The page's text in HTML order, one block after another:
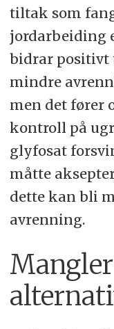
tiltak som
jordarbeiding
bidrar positivt
mindre
men det fører
kontroll på
glyfosat
måtte
dette kan bli
avrenning.